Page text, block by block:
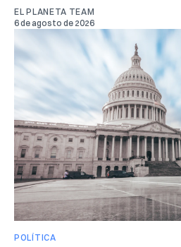
EL PLANETA TEAM
6 de agosto de 2026
POLÍTICA